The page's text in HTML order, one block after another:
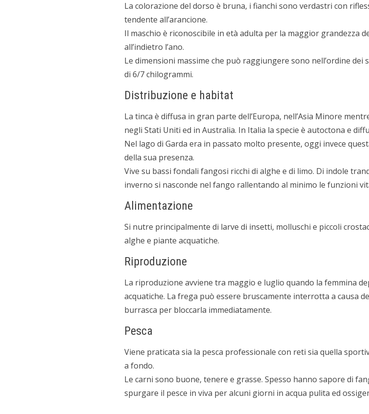
La colorazione del dorso è bruna, i fianchi sono verdastri con
tendente all’arancione.
Il maschio è riconoscibile in età adulta per la maggior grandezza
all’indietro l’ano.
Le dimensioni massime che può raggiungere sono nell’ordine
di 6/7 chilogrammi.
Distribuzione e habitat
La tinca è diffusa in gran parte dell’Europa, nell’Asia Minore
negli Stati Uniti ed in Australia. In Italia la specie è autoctona e
Nel lago di Garda era in passato molto presente, oggi invece
della sua presenza.
Vive su bassi fondali fangosi ricchi di alghe e di limo. Di indole
inverno si nasconde nel fango rallentando al minimo le funzioni
Alimentazione
Si nutre principalmente di larve di insetti, molluschi e piccoli
alghe e piante acquatiche.
Riproduzione
La riproduzione avviene tra maggio e luglio quando la femmina
acquatiche. La frega può essere bruscamente interrotta a causa
burrasca per bloccarla immediatamente.
Pesca
Viene praticata sia la pesca professionale con reti sia quella
a fondo.
Le carni sono buone, tenere e grasse. Spesso hanno sapore di
spurgare il pesce in viva per alcuni giorni in acqua pulita ed